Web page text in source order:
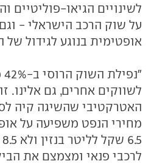
לשינויים הגיאו-פוליטיים
על שוק הרכב הישראלי -
אופטימית בנוגע לגידול של
לשווקים אחרים, גם אלינו.
האטרקטיבי שהשיגה קיה
מחירי הנפט משפיעה על
לרכבי פנאי ומצמצם את